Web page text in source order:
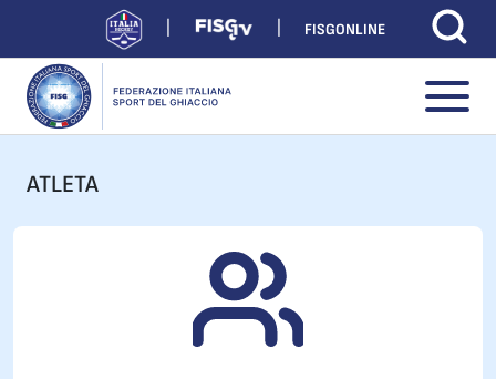
FISGONLINE
ATLETA